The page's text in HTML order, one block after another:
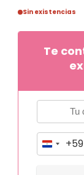
Sin existencias
Te
P